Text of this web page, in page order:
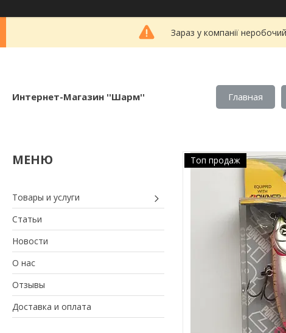
Зараз у компанії
Интернет-Магазин ''Шарм'' Главная
Товары и услуги
Статьи
Новости
О нас
Отзывы
Доставка и оплата
Топ продаж